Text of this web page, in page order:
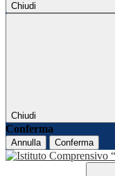
Chiudi
Chiudi
Conferma
Annulla Conferma